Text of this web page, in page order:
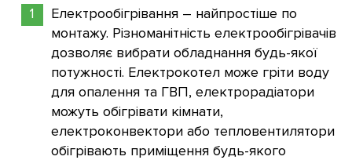
Електрообігрівання – найпростіше по
монтажу. Різноманітність електрообігрівачів
дозволяє вибрати обладнання будь-якої
потужності. Електрокотел може гріти воду
для опалення та ГВП, електрорадіатори
можуть обігрівати кімнати,
електроконвектори або тепловентилятори
обігрівають приміщення будь-якого